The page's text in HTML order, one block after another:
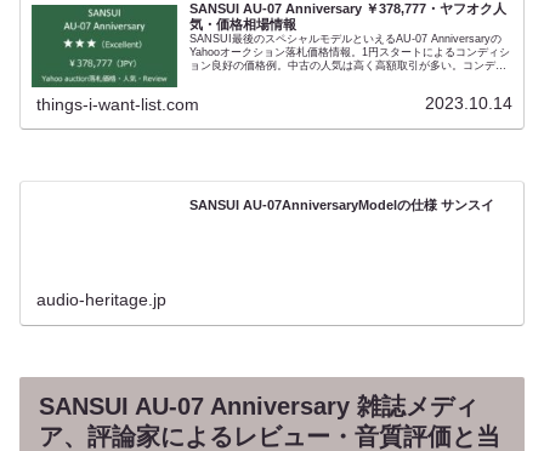
SANSUI AU-07 Anniversary ￥378,777・ヤフオク人
気・価格相場情報
SANSUI最後のスペシャルモデルといえるAU-07 Anniversaryの
Yahooオークション落札価格情報。1円スタートによるコンディシ
ョン良好の価格例。中古の人気は高く高額取引が多い。コンディ
ちのちの修理・メンテナンスを考慮すること。つまり相場に対し
のものといわれています。サンスイのハイエンドプリメインにつ
プ。AU-07 Anniversary、もっといえば最後期のサンスイには独
特の世界があり、ファンを魅了しています。触れればふれるほど
その高音質の追求が感じられ、手放せなくなる。 どこの世界にた
things-i-want-list.com 2023.10.14
SANSUI AU-07AnniversaryModelの仕様 サンスイ
audio-heritage.jp
SANSUI AU-07 Anniversary 雑誌メディ
ア、評論家によるレビュー・音質評価と当